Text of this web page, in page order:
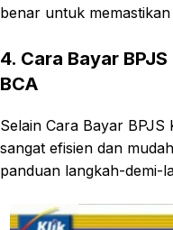
benar untuk
4. Cara Bayar
BCA
Selain Cara Bayar BPJS
sangat efisien dan
panduan langkah-demi-